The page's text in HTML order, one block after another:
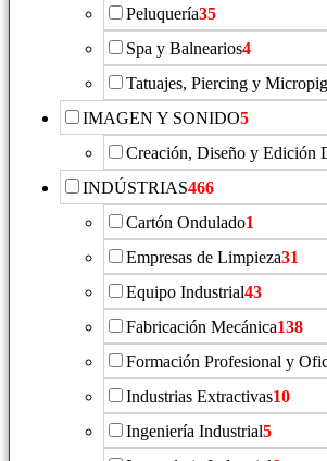
Peluquería35
Spa y Balnearios4
Tatuajes, Piercing y
IMAGEN Y SONIDO5
Creación, Diseño y Edición
INDÚSTRIAS466
Cartón Ondulado1
Empresas de Limpieza31
Equipo Industrial43
Fabricación Mecánica138
Formación Profesional y
Industrias Extractivas10
Ingeniería Industrial5